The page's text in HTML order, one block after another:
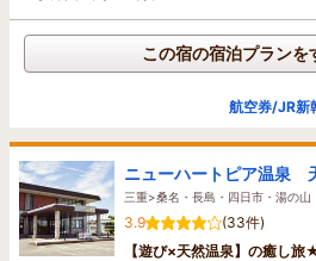
この宿の宿泊プランを
航空券/JR新
ニューハートピア温泉
三重>桑名・長島・四日市・湯の山
3.9
(33件)
【遊び×天然温泉】の癒し